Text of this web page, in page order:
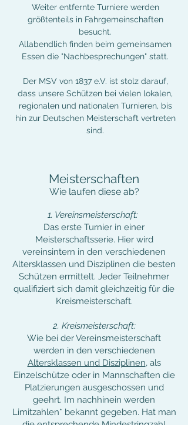
Weiter entfernte Turniere werden
größtenteils in Fahrgemeinschaften
besucht.
Allabendlich finden beim gemeinsamen
Essen die "Nachbesprechungen" statt.
Der MSV von 1837 e.V. ist stolz darauf,
dass unsere Schützen bei vielen lokalen,
regionalen und nationalen Turnieren, bis
hin zur Deutschen Meisterschaft vertreten
sind.
Meisterschaften
Wie laufen diese ab?
1. Vereinsmeisterschaft:
Das erste Turnier in einer
Meisterschaftsserie. Hier wird
vereinsintern in den verschiedenen
Altersklassen und Disziplinen die besten
Schützen ermittelt. Jeder Teilnehmer
qualifiziert sich damit gleichzeitig für die
Kreismeisterschaft.
2. Kreismeisterschaft:
Wie bei der Vereinsmeisterschaft
werden in den verschiedenen
Altersklassen und Disziplinen, als
Einzelschütze oder in Mannschaften die
Platzierungen ausgeschossen und
geehrt. Im nachhinein werden
Limitzahlen* bekannt gegeben. Hat man